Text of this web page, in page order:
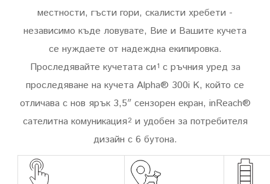
местности, гъсти гори, скалисти хребети -
независимо къде ловувате, Вие и Вашите кучета
се нуждаете от надеждна екипировка.
Проследявайте кучетата си1 с ръчния уред за
проследяване на кучета Alpha® 300i K, който се
отличава с нов ярък 3,5″ сензорен екран, inReach®
сателитна комуникация2 и удобен за потребителя
дизайн с 6 бутона.